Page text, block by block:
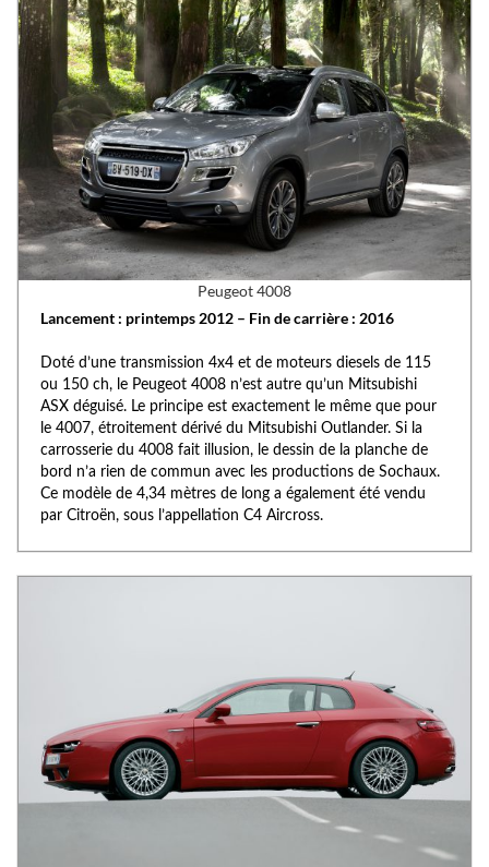
Peugeot 4008
Lancement : printemps 2012 – Fin de carrière : 2016
Doté d’une transmission 4x4 et de moteurs diesels de 115
ou 150 ch, le Peugeot 4008 n’est autre qu’un Mitsubishi
ASX déguisé. Le principe est exactement le même que pour
le 4007, étroitement dérivé du Mitsubishi Outlander. Si la
carrosserie du 4008 fait illusion, le dessin de la planche de
bord n’a rien de commun avec les productions de Sochaux.
Ce modèle de 4,34 mètres de long a également été vendu
par Citroën, sous l’appellation C4 Aircross.